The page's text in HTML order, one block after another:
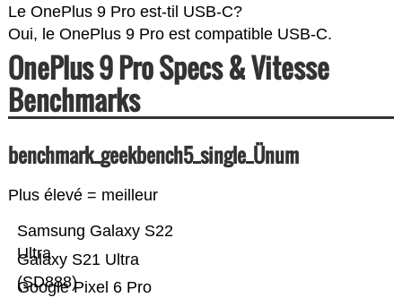
Le OnePlus 9 Pro est-til USB-C?
Oui, le OnePlus 9 Pro est compatible USB-C.
OnePlus 9 Pro Specs & Vitesse
Benchmarks
benchmark_geekbench5_single_Ünum
Plus élevé = meilleur
Google Pixel 6 Pro
Galaxy S21 Ultra
(SD888)
Samsung Galaxy S22
Ultra